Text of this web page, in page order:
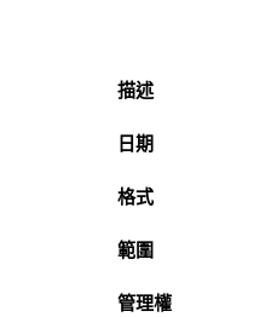
描述
日期
格式
範圍
管理權